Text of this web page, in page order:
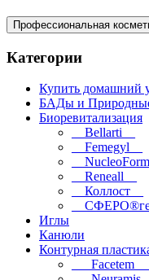
Профессиональная
Категории
Купить домашний
БАДы и
Биоревитализация
__Bellarti__
__Femegyl__
__Reneall__
__Коллост__
Иглы
Канюли
Контурная
___Facetem___